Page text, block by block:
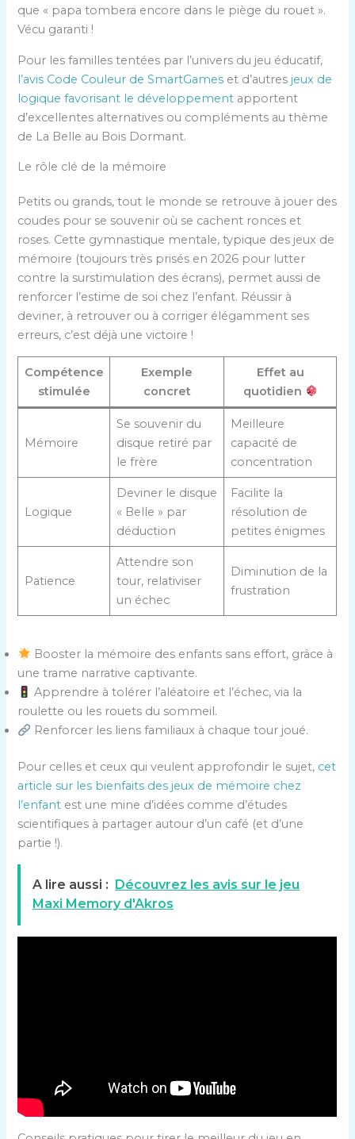
que « papa tombera encore dans le piège du rouet ».
Vécu garanti !
Pour les familles tentées par l’univers du jeu éducatif,
l’avis Code Couleur de SmartGames et d’autres jeux de
logique favorisant le développement apportent
d’excellentes alternatives ou compléments au thème
de La Belle au Bois Dormant.
Le rôle clé de la mémoire
Petits ou grands, tout le monde se retrouve à jouer des
coudes pour se souvenir où se cachent ronces et
roses. Cette gymnastique mentale, typique des jeux de
mémoire (toujours très prisés en 2026 pour lutter
contre la surstimulation des écrans), permet aussi de
renforcer l’estime de soi chez l’enfant. Réussir à
deviner, à retrouver ou à corriger élégamment ses
erreurs, c’est déjà une victoire !
Compétence
stimulée
Exemple
concret
Effet au
quotidien
Mémoire
Se souvenir du
disque retiré par
le frère
Meilleure
capacité de
concentration
Logique
Deviner le disque
« Belle » par
déduction
Facilite la
résolution de
petites énigmes
Patience
Attendre son
tour, relativiser
un échec
Diminution de la
frustration
Booster la mémoire des enfants sans effort, grâce à
une trame narrative captivante.
Apprendre à tolérer l’aléatoire et l’échec, via la
roulette ou les rouets du sommeil.
Renforcer les liens familiaux à chaque tour joué.
Pour celles et ceux qui veulent approfondir le sujet, cet
article sur les bienfaits des jeux de mémoire chez
l’enfant est une mine d’idées comme d’études
scientifiques à partager autour d’un café (et d’une
partie !).
A lire aussi :
Découvrez les avis sur le jeu
Maxi Memory d'Akros